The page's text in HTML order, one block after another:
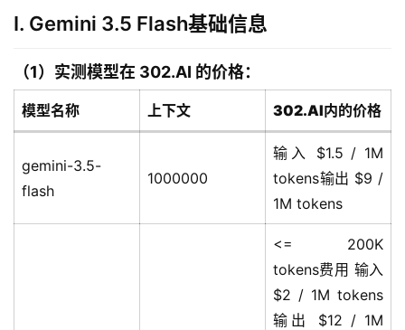
I. Gemini 3.5 Flash基础信息
（1）实测模型在 302.AI 的价格：
模型名称 上下文 302.AI内的价格
gemini-3.5-
flash
1000000
输入 $1.5 / 1M
tokens输出 $9 /
1M tokens
<= 200K
tokens费用 输入
$2 / 1M tokens
输出 $12 / 1M